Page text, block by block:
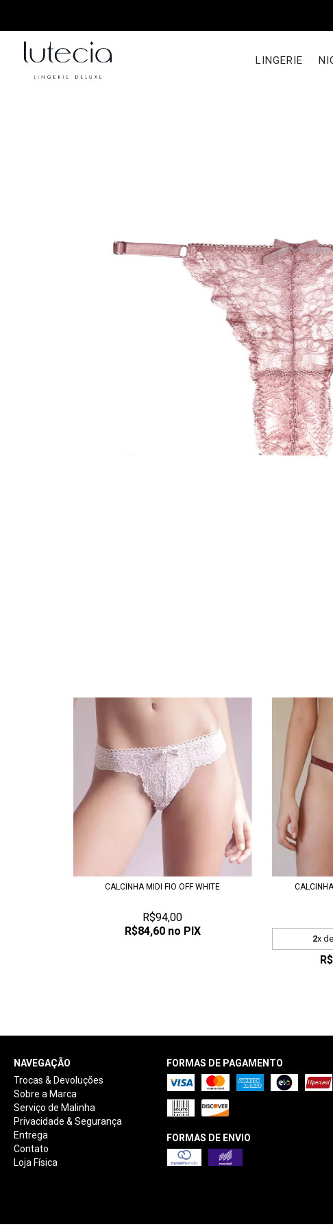
LINGERIE
CALCINHA MIDI FIO OFF WHITE
R$94,00
R$84,60 no PIX
2x de
NAVEGAÇÃO
Trocas & Devoluções
Sobre a Marca
Serviço de Malinha
Privacidade & Segurança
Entrega
Contato
Loja Física
FORMAS DE PAGAMENTO
FORMAS DE ENVIO